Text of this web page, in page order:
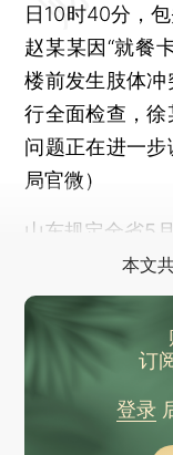
日10时40分，
赵某某因“就餐
楼前发生肢体
行全面检查，
问题正在进一
局官微）
山东规定全省5
本文
订
登录